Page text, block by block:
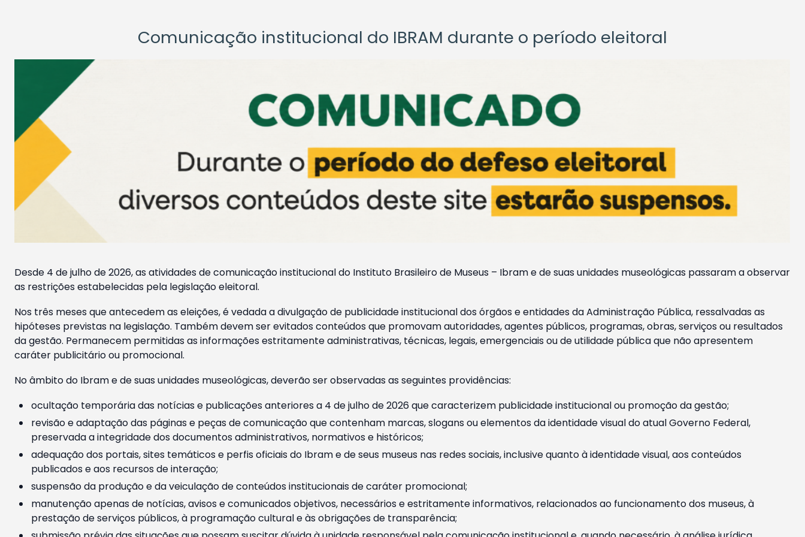
Comunicação institucional do IBRAM durante o período eleitoral
Desde 4 de julho de 2026, as atividades de comunicação institucional do Instituto Brasileiro de Museus – Ibram e de suas unidades museológicas passaram a observar
as restrições estabelecidas pela legislação eleitoral.
Nos três meses que antecedem as eleições, é vedada a divulgação de publicidade institucional dos órgãos e entidades da Administração Pública, ressalvadas as
hipóteses previstas na legislação. Também devem ser evitados conteúdos que promovam autoridades, agentes públicos, programas, obras, serviços ou resultados
da gestão. Permanecem permitidas as informações estritamente administrativas, técnicas, legais, emergenciais ou de utilidade pública que não apresentem
caráter publicitário ou promocional.
No âmbito do Ibram e de suas unidades museológicas, deverão ser observadas as seguintes providências:
ocultação temporária das notícias e publicações anteriores a 4 de julho de 2026 que caracterizem publicidade institucional ou promoção da gestão;
revisão e adaptação das páginas e peças de comunicação que contenham marcas, slogans ou elementos da identidade visual do atual Governo Federal,
preservada a integridade dos documentos administrativos, normativos e históricos;
adequação dos portais, sites temáticos e perfis oficiais do Ibram e de seus museus nas redes sociais, inclusive quanto à identidade visual, aos conteúdos
publicados e aos recursos de interação;
suspensão da produção e da veiculação de conteúdos institucionais de caráter promocional;
manutenção apenas de notícias, avisos e comunicados objetivos, necessários e estritamente informativos, relacionados ao funcionamento dos museus, à
prestação de serviços públicos, à programação cultural e às obrigações de transparência;